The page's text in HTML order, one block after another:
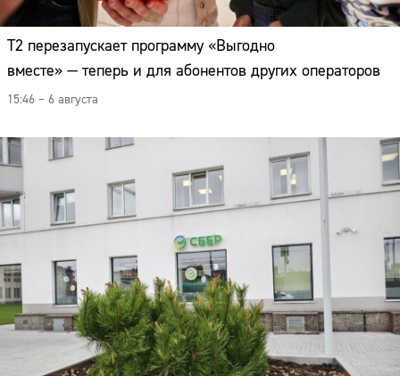
Т2 перезапускает программу «Выгодно
вместе» — теперь и для абонентов других операторов
15:46 – 6 августа